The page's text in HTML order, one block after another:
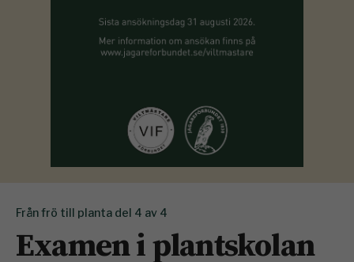
Från frö till planta del 4 av 4
Examen i plantskolan